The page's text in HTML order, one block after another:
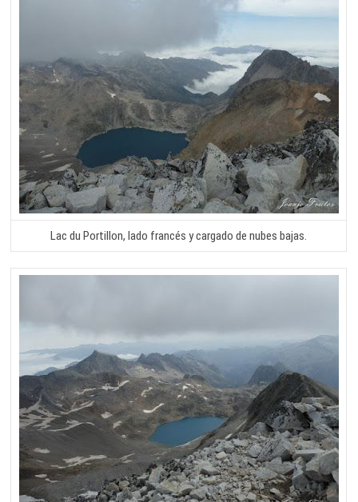
Lac du Portillon, lado francés y cargado de nubes bajas.